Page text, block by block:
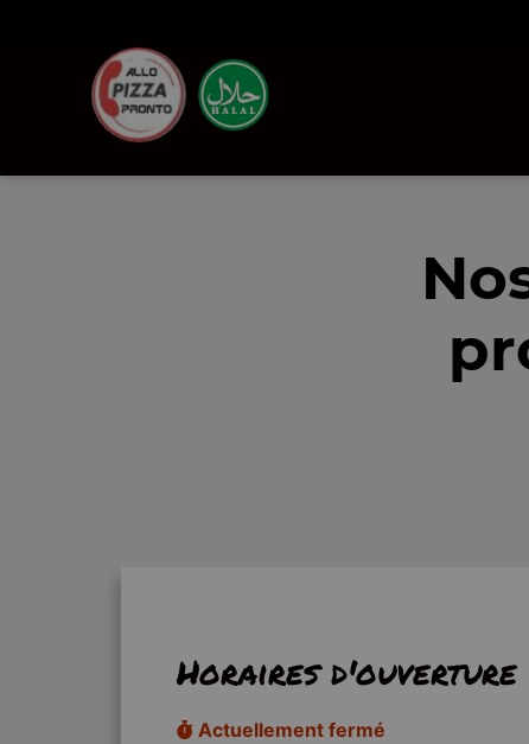
Horaires d'ouverture
Actuellement fermé